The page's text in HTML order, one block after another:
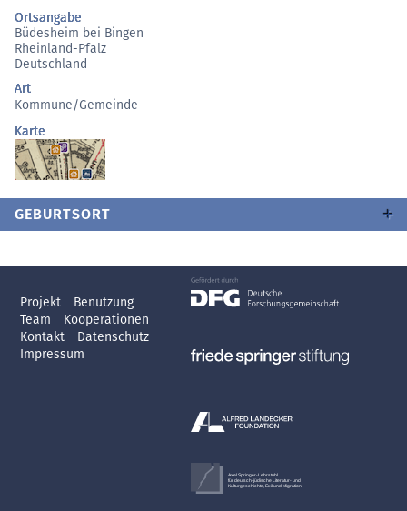
Ortsangabe
Büdesheim bei Bingen
Rheinland-Pfalz
Deutschland
Art
Kommune/Gemeinde
Karte
GEBURTSORT
Projekt
Benutzung
Team
Kooperationen
Kontakt
Datenschutz
Impressum
Axel Springer-Lehrstuhl
für deutsch-jüdische Literatur- und
Kulturgeschichte, Exil und Migration